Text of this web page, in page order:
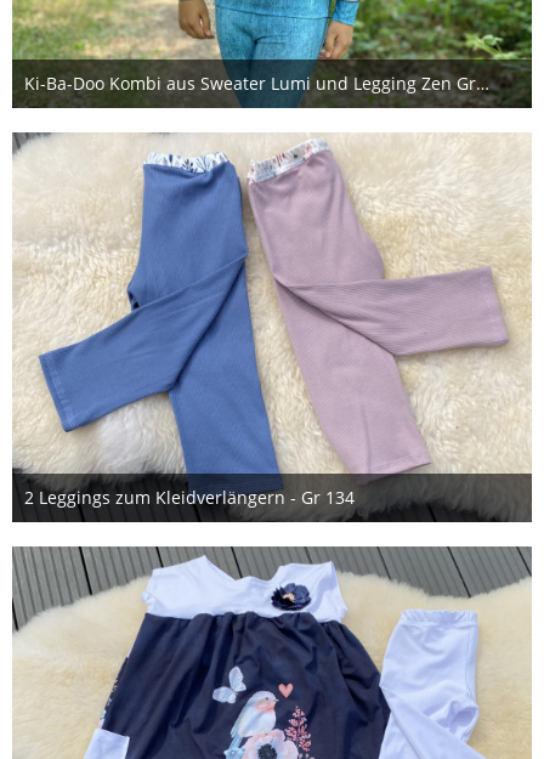
Ki-Ba-Doo Kombi aus Sweater Lumi und Legging Zen Größe 146
18. Mai 2025
2 Leggings zum Kleidverlängern - Gr 134
17. August 2023